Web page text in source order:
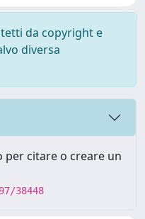
da copyright e
diversa
citare o creare un
38448